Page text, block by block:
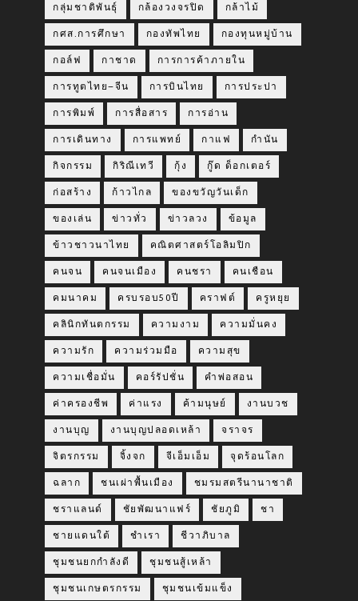
กลุ่มชาติพันธุ์ กล้องวงจรปิด กล้าไม้
กศส.การศึกษา กองทัพไทย กองทุนหมู่บ้าน
กอล์ฟ กาชาด การการค้าภายใน
การทูตไทย–จีน การบินไทย การประปา
การพิมพ์ การสื่อสาร การอ่าน
การเดินทาง การแพทย์ กาแฟ กำนัน
กิจกรรม กิริณีเทวี กุ้ง กู๊ด ด็อกเตอร์
ก่อสร้าง ก้าวไกล ของขวัญวันเด็ก
ของเล่น ข่าวทั่ว ข่าวลวง ข้อมูล
ข้าวชาวนาไทย คณิตศาสตร์โอลิมปิก
คนจน คนจนเมือง คนชรา คนเชือน
คมนาคม ครบรอบ50ปี คราฟต์ ครูหยุย
คลินิกทันตกรรม ความงาม ความมั่นคง
ความรัก ความร่วมมือ ความสุข
ความเชื่อมั่น คอร์รัปชั่น คำพ่อสอน
ค่าครองชีพ ค่าแรง ค้ามนุษย์ งานบวช
งานบุญ งานบุญปลอดเหล้า จราจร
จิตรกรรม จิ้งจก จีเอ็มเอ็ม จุดร้อนโลก
ฉลาก ชนเผ่าพื้นเมือง ชมรมสตรีนานาชาติ
ชราแลนด์ ชัยพัฒนาแฟร์ ชัยภูมิ ชา
ชายแดนใต้ ชำเรา ชีวาภิบาล
ชุมชนยกกำลังดี ชุมชนสู้เหล้า
ชุมชนเกษตรกรรม ชุมชนเข้มแข็ง